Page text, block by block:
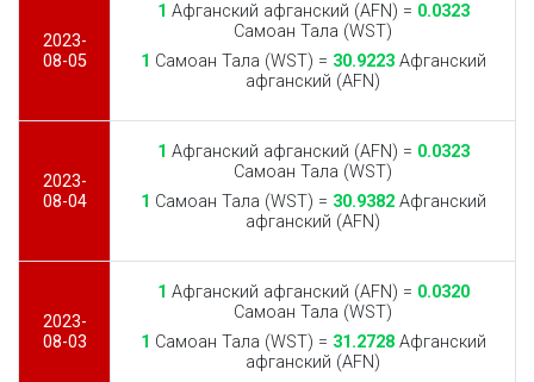
2023-
08-05
1 Афганский афганский (AFN) = 0.0323
Самоан Тала (WST)
1 Самоан Тала (WST) = 30.9223Афганский
афганский (AFN)
2023-
08-04
1 Афганский афганский (AFN) = 0.0323
Самоан Тала (WST)
1 Самоан Тала (WST) = 30.9382Афганский
афганский (AFN)
2023-
08-03
1 Афганский афганский (AFN) = 0.0320
Самоан Тала (WST)
1 Самоан Тала (WST) = 31.2728Афганский
афганский (AFN)